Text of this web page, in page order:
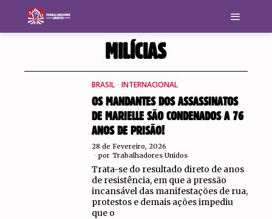
MILÍCIAS
BRASIL · INTERNACIONAL
OS MANDANTES DOS ASSASSINATOS
DE MARIELLE SÃO CONDENADOS A 76
ANOS DE PRISÃO!
28 de Fevereiro, 2026
por Trabalhadores Unidos
Trata-se do resultado direto de anos
de resistência, em que a pressão
incansável das manifestações de rua,
protestos e demais ações impediu
que o